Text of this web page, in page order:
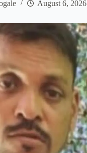
August 6, 2026